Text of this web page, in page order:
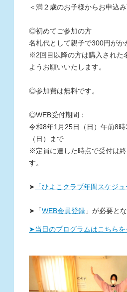
＜満２歳のお子様からお申込
◎初めてご参加の方
名札代として親子で300円がか
※2回目以降の方は購入された
ようお願いいたします。
◎参加費は無料です。
◎WEB受付期間：
令和8年1月25日（日）午前8
（日）
まで
※定員に達した時点で受付は
す。
➤ 「ひよこクラブ年間スケジュ
➤ 「WEB会員登録 」 が必要とな
➤当日のプログラムはこちらを